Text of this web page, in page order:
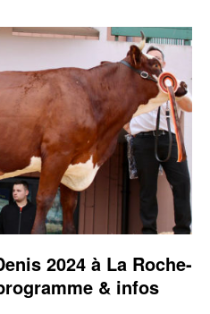
2024 à La Roche-
& infos